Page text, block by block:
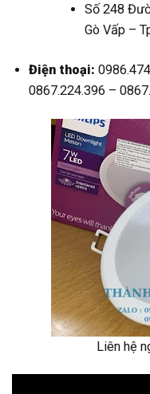
Số 248
Gò Vấp –
Điện thoại:
0867.224.396 –
Liên hệ